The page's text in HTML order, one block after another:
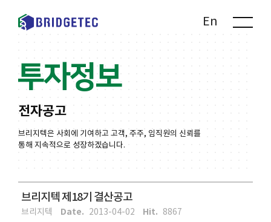
En
투자정보
전자공고
브리지텍은 사회에 기여하고 고객, 주주, 임직원의 신뢰를
통해 지속적으로 성장하겠습니다.
브리지텍 제18기 결산공고
브리지텍 Date. 2013-04-02 Hit. 8867